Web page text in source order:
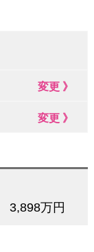
変更 》
変更 》
3,898万円